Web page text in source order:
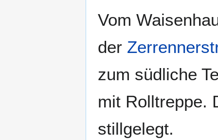
Vom
der
zum südliche
mit Rolltreppe.
stillgelegt.